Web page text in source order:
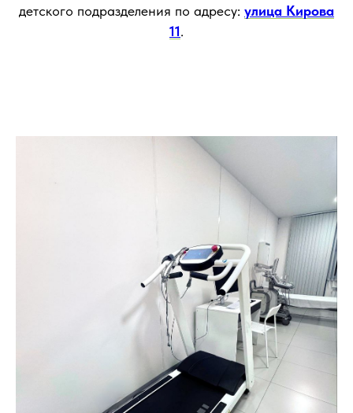
детского подразделения по адресу: улица Кирова
11.